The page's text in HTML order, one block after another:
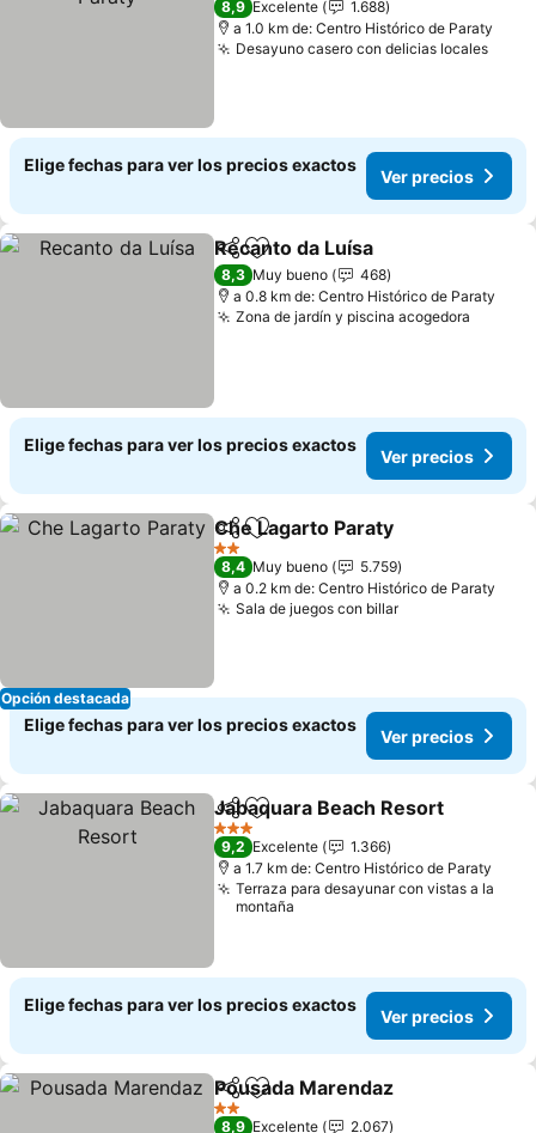
8,9 Excelente
1.688
a 1.0 km de: Centro Histórico de Paraty
Desayuno casero con delicias localesVer
Elige fechas para ver los precios exactos
Ver precios
CompartirAgregar a favoritos
Recanto da Luísa
8,3 Muy bueno
468
a 0.8 km de: Centro Histórico de Paraty
Zona de jardín y piscina acogedora
Elige fechas para ver los precios exactos
Ver precios
Opción destacada
CompartirAgregar a favoritos
Che Lagarto Paraty
2 Estrellas
8,4 Muy bueno
5.759
a 0.2 km de: Centro Histórico de Paraty
Sala de juegos con billarVer precios
Elige fechas para ver los precios exactos
Ver precios
CompartirAgregar a favoritos
Jabaquara Beach Resort
3 Estrellas
9,2 Excelente
1.366
a 1.7 km de: Centro Histórico de Paraty
Terraza para desayunar con vistas a la
montaña
Elige fechas para ver los precios exactos
Ver precios
CompartirAgregar a favoritos
Pousada Marendaz
2 Estrellas
8,9 Excelente
2.067